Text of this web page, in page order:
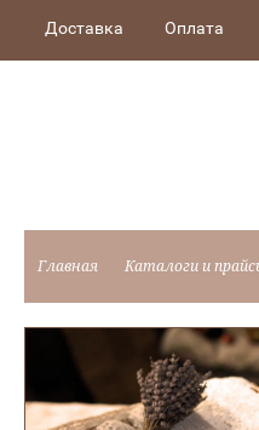
Доставка Оплата
Главная Каталоги и